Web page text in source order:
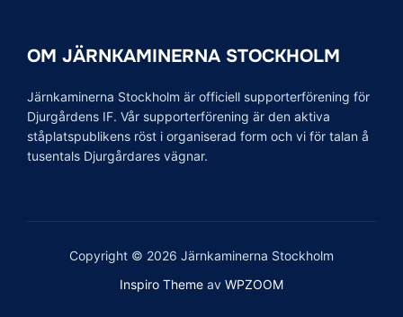
OM JÄRNKAMINERNA STOCKHOLM
Järnkaminerna Stockholm är officiell supporterförening för
Djurgårdens IF. Vår supporterförening är den aktiva
ståplatspublikens röst i organiserad form och vi för talan å
tusentals Djurgårdares vägnar.
Copyright © 2026 Järnkaminerna Stockholm
Inspiro Theme av WPZOOM